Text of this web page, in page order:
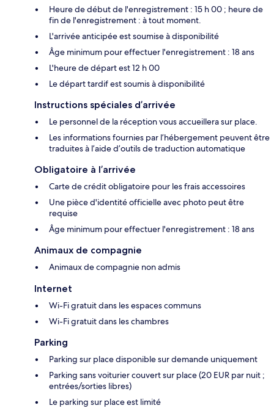
Heure de début de l'enregistrement : 15 h 00 ; heure de
fin de l'enregistrement : à tout moment.
L'arrivée anticipée est soumise à disponibilité
Âge minimum pour effectuer l'enregistrement : 18 ans
L'heure de départ est 12 h 00
Le départ tardif est soumis à disponibilité
Instructions spéciales d’arrivée
Le personnel de la réception vous accueillera sur place.
Les informations fournies par l’hébergement peuvent être
traduites à l’aide d’outils de traduction automatique
Obligatoire à l’arrivée
Carte de crédit obligatoire pour les frais accessoires
Une pièce d'identité officielle avec photo peut être
requise
Âge minimum pour effectuer l'enregistrement : 18 ans
Animaux de compagnie
Animaux de compagnie non admis
Internet
Wi-Fi gratuit dans les espaces communs
Wi-Fi gratuit dans les chambres
Parking
Parking sur place disponible sur demande uniquement
Parking sans voiturier couvert sur place (20 EUR par nuit ;
entrées/sorties libres)
Le parking sur place est limité